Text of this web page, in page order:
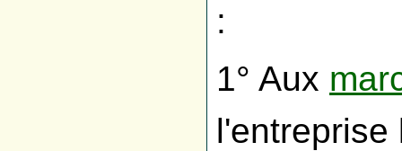
:
1° Aux
l'entreprise